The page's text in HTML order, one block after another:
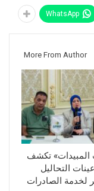
WhatsApp
More From Author
المبيدات» تكشف
التحاليل
لخدمة الصادرات